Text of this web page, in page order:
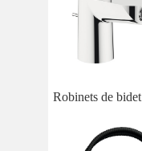
Robinets de bidet